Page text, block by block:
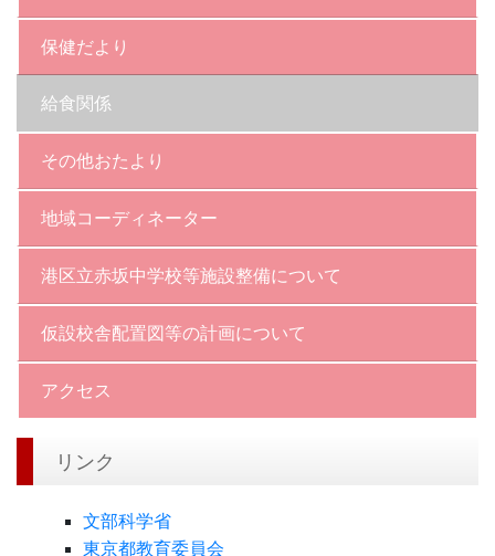
保健だより
給食関係
その他おたより
地域コーディネーター
港区立赤坂中学校等施設整備について
仮設校舎配置図等の計画について
アクセス
リンク
文部科学省
東京都教育委員会